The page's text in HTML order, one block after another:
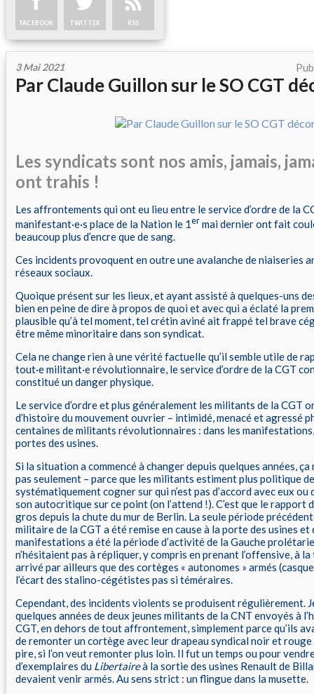
FACEBOOK TWITTER RSS
3 Mai 2021
Par Claude Guillon sur le SO CGT
Les syndicats sont nos amis, jamais,
ont trahis !
Les affrontements qui ont eu lieu entre le service d’ordre de la
manifestant·e·s place de la Nation le 1er mai dernier ont fait
beaucoup plus d’encre que de sang.
Ces incidents provoquent en outre une avalanche de niaiseries
réseaux sociaux.
Quoique présent sur les lieux, et ayant assisté à quelques-uns
bien en peine de dire à propos de quoi et avec qui a éclaté la
plausible qu’à tel moment, tel crétin aviné ait frappé tel brave
être même minoritaire dans son syndicat.
Cela ne change rien à une vérité factuelle qu’il semble utile de
tout·e militant·e révolutionnaire, le service d’ordre de la CGT
constitué un danger physique.
Le service d’ordre et plus généralement les militants de la CGT
d’histoire du mouvement ouvrier – intimidé, menacé et agressé
centaines de militants révolutionnaires : dans les
portes des usines.
Si la situation a commencé à changer depuis quelques années, ça
pas seulement – parce que les militants estiment plus politique
systématiquement cogner sur qui n’est pas d’accord avec eux
son autocritique sur ce point (on l’attend !). C’est que le rapport
gros depuis la chute du mur de Berlin. La seule période
militaire de la CGT a été remise en cause à la porte des usines et
manifestations a été la période d’activité de la Gauche
n’hésitaient pas à répliquer, y compris en prenant l’offensive, à
arrivé par ailleurs que des cortèges « autonomes » armés
l’écart des stalino-cégétistes pas si téméraires.
Cependant, des incidents violents se produisent régulièrement.
quelques années de deux jeunes militants de la CNT envoyés à
CGT, en dehors de tout affrontement, simplement parce qu’ils
de remonter un cortège avec leur drapeau syndical noir et rouge
pire, si l’on veut remonter plus loin. Il fut un temps ou pour
d’exemplaires du Libertaireà la sortie des usines Renault de
devaient venir armés. Au sens strict : un flingue dans la musette.